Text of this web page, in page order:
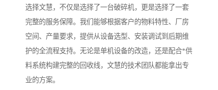
选择文慧，不仅是选择了一台破碎机，更是选择了一套
完整的服务保障。我们能够根据客户的物料特性、厂房
空间、产量要求，提供从设备选型、安装调试到后期维
护的全流程支持。无论是单机设备的改造，还是配合*供
料系统构建完整的回收线，文慧的技术团队都能拿出专
业的方案。